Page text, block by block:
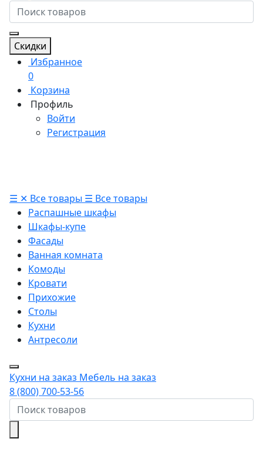
Скидки
Избранное
0
Корзина
Профиль
Войти
Регистрация
☰ ✕ Все товары ☰ Все товары
Распашные шкафы
Шкафы-купе
Фасады
Ванная комната
Комоды
Кровати
Прихожие
Столы
Кухни
Антресоли
Кухни на заказ Мебель на заказ
8 (800) 700-53-56